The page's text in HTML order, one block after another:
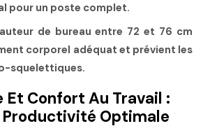
pour un poste complet.
de bureau entre 72 et 76 cm
corporel adéquat et prévient les
squelettiques.
Et Confort Au Travail :
Productivité Optimale